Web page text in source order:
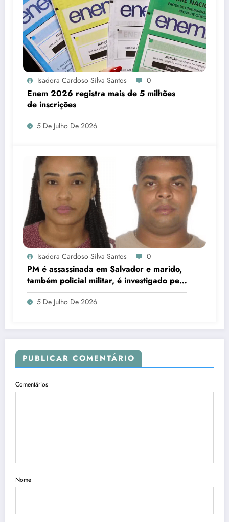
Isadora Cardoso Silva Santos 0
Enem 2026 registra mais de 5 milhões
de inscrições
5 De Julho De 2026
Isadora Cardoso Silva Santos 0
PM é assassinada em Salvador e marido,
também policial militar, é investigado pelo
crime
5 De Julho De 2026
PUBLICAR COMENTÁRIO
Comentários
Nome